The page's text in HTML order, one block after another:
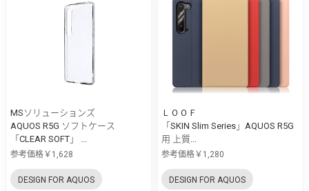
MSソリューションズ
AQUOS R5G ソフトケース
「CLEAR SOFT」 ...
参考価格￥1,628
DESIGN FOR AQUOS
ＬＯＯＦ
「SKIN Slim Series」AQUOS R5G
用 上質...
参考価格￥1,280
DESIGN FOR AQUOS